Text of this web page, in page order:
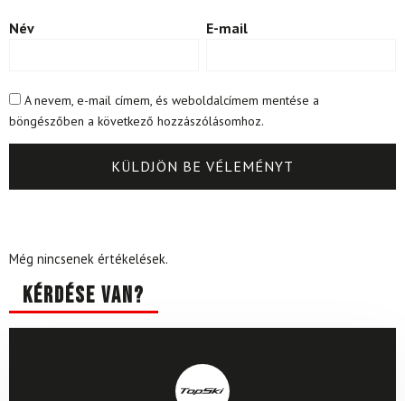
Név E-mail
A nevem, e-mail címem, és weboldalcímem mentése a
böngészőben a következő hozzászólásomhoz.
Még nincsenek értékelések.
Kérdése van?